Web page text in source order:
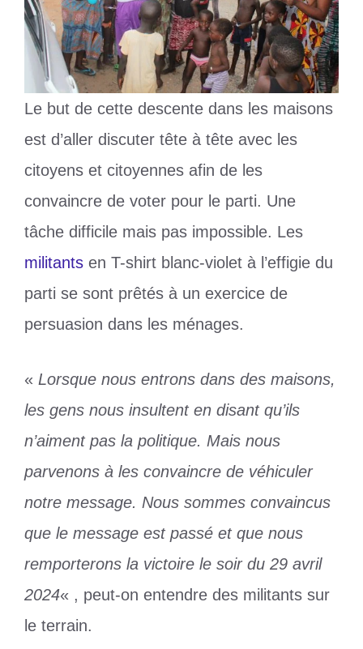
Le but de cette descente dans les maisons
est d’aller discuter tête à tête avec les
citoyens et citoyennes afin de les
convaincre de voter pour le parti. Une
tâche difficile mais pas impossible. Les
militants en T-shirt blanc-violet à l’effigie du
parti se sont prêtés à un exercice de
persuasion dans les ménages.
« Lorsque nous entrons dans des maisons,
les gens nous insultent en disant qu’ils
n’aiment pas la politique. Mais nous
parvenons à les convaincre de véhiculer
notre message. Nous sommes convaincus
que le message est passé et que nous
remporterons la victoire le soir du 29 avril
2024« , peut-on entendre des militants sur
le terrain.